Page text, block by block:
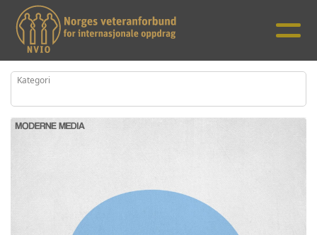
Kategori